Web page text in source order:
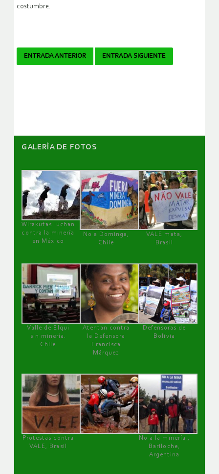
costumbre.
Navegador
ENTRADA ANTERIOR ENTRADA SIGUIENTE
GALERÌA DE FOTOS
Wirakutas luchan
contra la minería
en México
No a Dominga,
Chile
VALE mata,
Brasil
Valle de Elqui
sin minería.
Chile
Atentan contra
la Defensora
Francisca
Márquez
Defensoras de
Bolivia
Protestas contra
VALE, Brasil
No a la minería ,
Bariloche,
Argentina